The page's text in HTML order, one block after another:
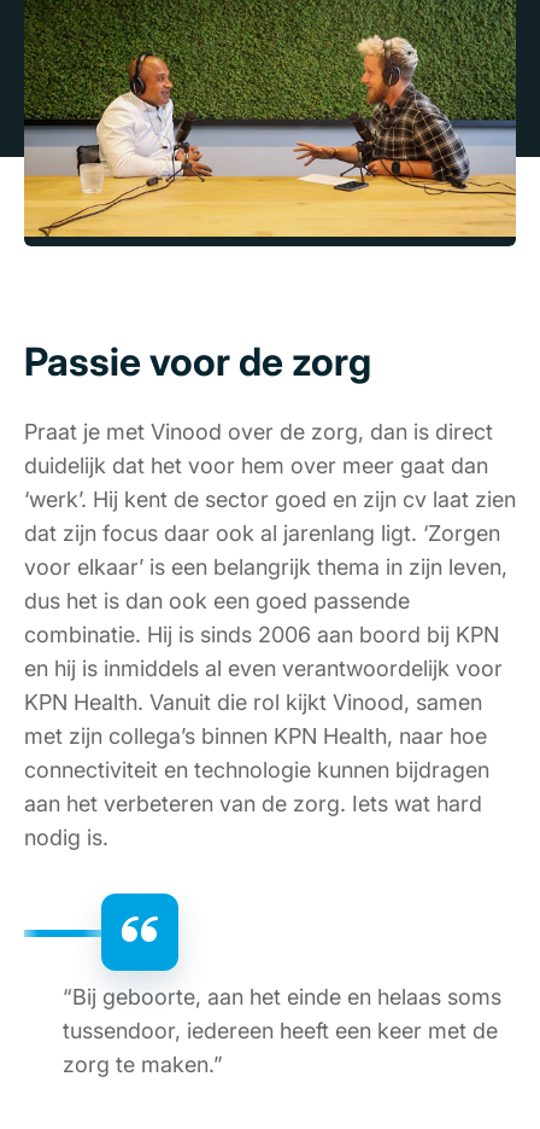
Passie voor de zorg
Praat je met Vinood over de zorg, dan is direct
duidelijk dat het voor hem over meer gaat dan
‘werk’. Hij kent de sector goed en zijn cv laat zien
dat zijn focus daar ook al jarenlang ligt. ‘Zorgen
voor elkaar’ is een belangrijk thema in zijn leven,
dus het is dan ook een goed passende
combinatie. Hij is sinds 2006 aan boord bij KPN
en hij is inmiddels al even verantwoordelijk voor
KPN Health. Vanuit die rol kijkt Vinood, samen
met zijn collega’s binnen KPN Health, naar hoe
connectiviteit en technologie kunnen bijdragen
aan het verbeteren van de zorg. Iets wat hard
nodig is.
“Bij geboorte, aan het einde en helaas soms
tussendoor, iedereen heeft een keer met de
zorg te maken.”